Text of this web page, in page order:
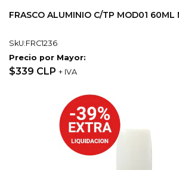
FRASCO ALUMINIO C/TP MOD01 60ML
SkU:FRC1236
Precio por Mayor:
$339 CLP + IVA